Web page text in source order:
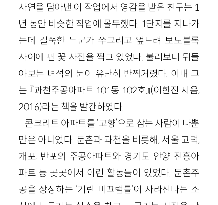
사연을 담아낸 이 작업에서 영감을 받은 친구는 1
년 동안 비슷한 작업에 몰두했다. 1단지를 지나가
는데 길쭉한 누군가 쭈그리고 엎드려 보도블록
사이에 핀 꽃 사진을 찍고 있었다. 불러보니 뒤돌
아보는 녀석의 눈이 유난히 반짝거렸다. 이내 그
는 『과천주공아파트 101동 102호』(이한진 지음,
2016)라는 책을 발간하였다.
콘크리트 아파트를 ‘고향’으로 삼는 사람이 나뿐
만은 아니었다. 둔촌과 과천을 비롯해, 서울 고덕,
개포, 반포의 주공아파트와 경기도 안양 진흥아
파트 등 곳곳에서 이런 활동들이 있었다. 둔촌주
공을 상징하는 ‘기린 미끄럼틀’이 사라진다는 소